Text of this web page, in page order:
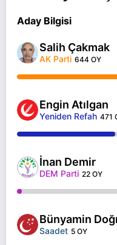
Aday Bilgisi
Salih Çakmak
AK Parti 644 OY
Engin Atılgan
Yeniden Refah 471
İnan Demir
DEM Parti 22 OY
Bünyamin
Saadet 5 OY